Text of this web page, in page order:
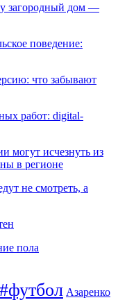
загородный дом —
поведение:
что забывают
работ: digital-
могут исчезнуть из
в регионе
не смотреть, а
пола
#футбол Азаренко